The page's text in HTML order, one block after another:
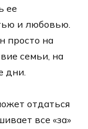
ее
и любовью.
просто на
семьи, на
дни.
отдаться
все «за»